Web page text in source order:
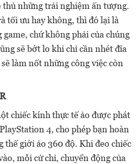
thủ những trải nghiệm ấn tượng.
tối ưu hay không, thì đó lại là
game, chứ không phải của chúng
sẽ bớt lo khi chỉ cần nhét đĩa
làm nốt những công việc còn
chiếc kính thực tế ảo được phát
4, cho phép bạn hoàn
thế giới ảo 360 độ. Khi đeo chiếc
mỗi cử chỉ, chuyển động của